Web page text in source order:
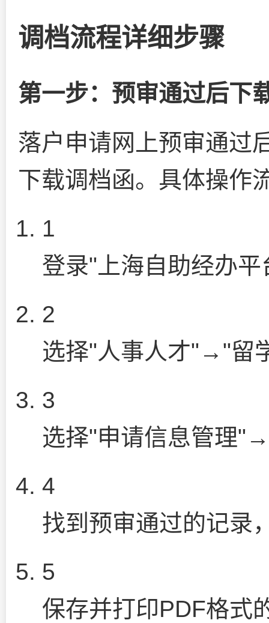
调档流程详细步骤
第一步：预审通过后下
落户申请网上预审通过
下载调档函。具体操作
1
登录"上海自助经办平
2
选择"人事人才"→"留
3
选择"申请信息管理
4
找到预审通过的记录
5
保存并打印PDF格式